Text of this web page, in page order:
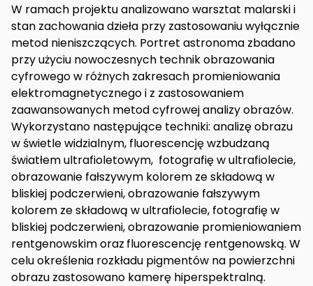
W ramach projektu analizowano warsztat malarski i
stan zachowania dzieła przy zastosowaniu wyłącznie
metod nieniszczących. Portret astronoma zbadano
przy użyciu nowoczesnych technik obrazowania
cyfrowego w różnych zakresach promieniowania
elektromagnetycznego i z zastosowaniem
zaawansowanych metod cyfrowej analizy obrazów.
Wykorzystano następujące techniki: analizę obrazu
w świetle widzialnym, fluorescencję wzbudzaną
światłem ultrafioletowym, fotografię w ultrafiolecie,
obrazowanie fałszywym kolorem ze składową w
bliskiej podczerwieni, obrazowanie fałszywym
kolorem ze składową w ultrafiolecie, fotografię w
bliskiej podczerwieni, obrazowanie promieniowaniem
rentgenowskim oraz fluorescencję rentgenowską. W
celu określenia rozkładu pigmentów na powierzchni
obrazu zastosowano kamerę hiperspektralną.